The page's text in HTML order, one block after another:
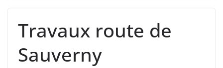
Travaux route de
Sauverny